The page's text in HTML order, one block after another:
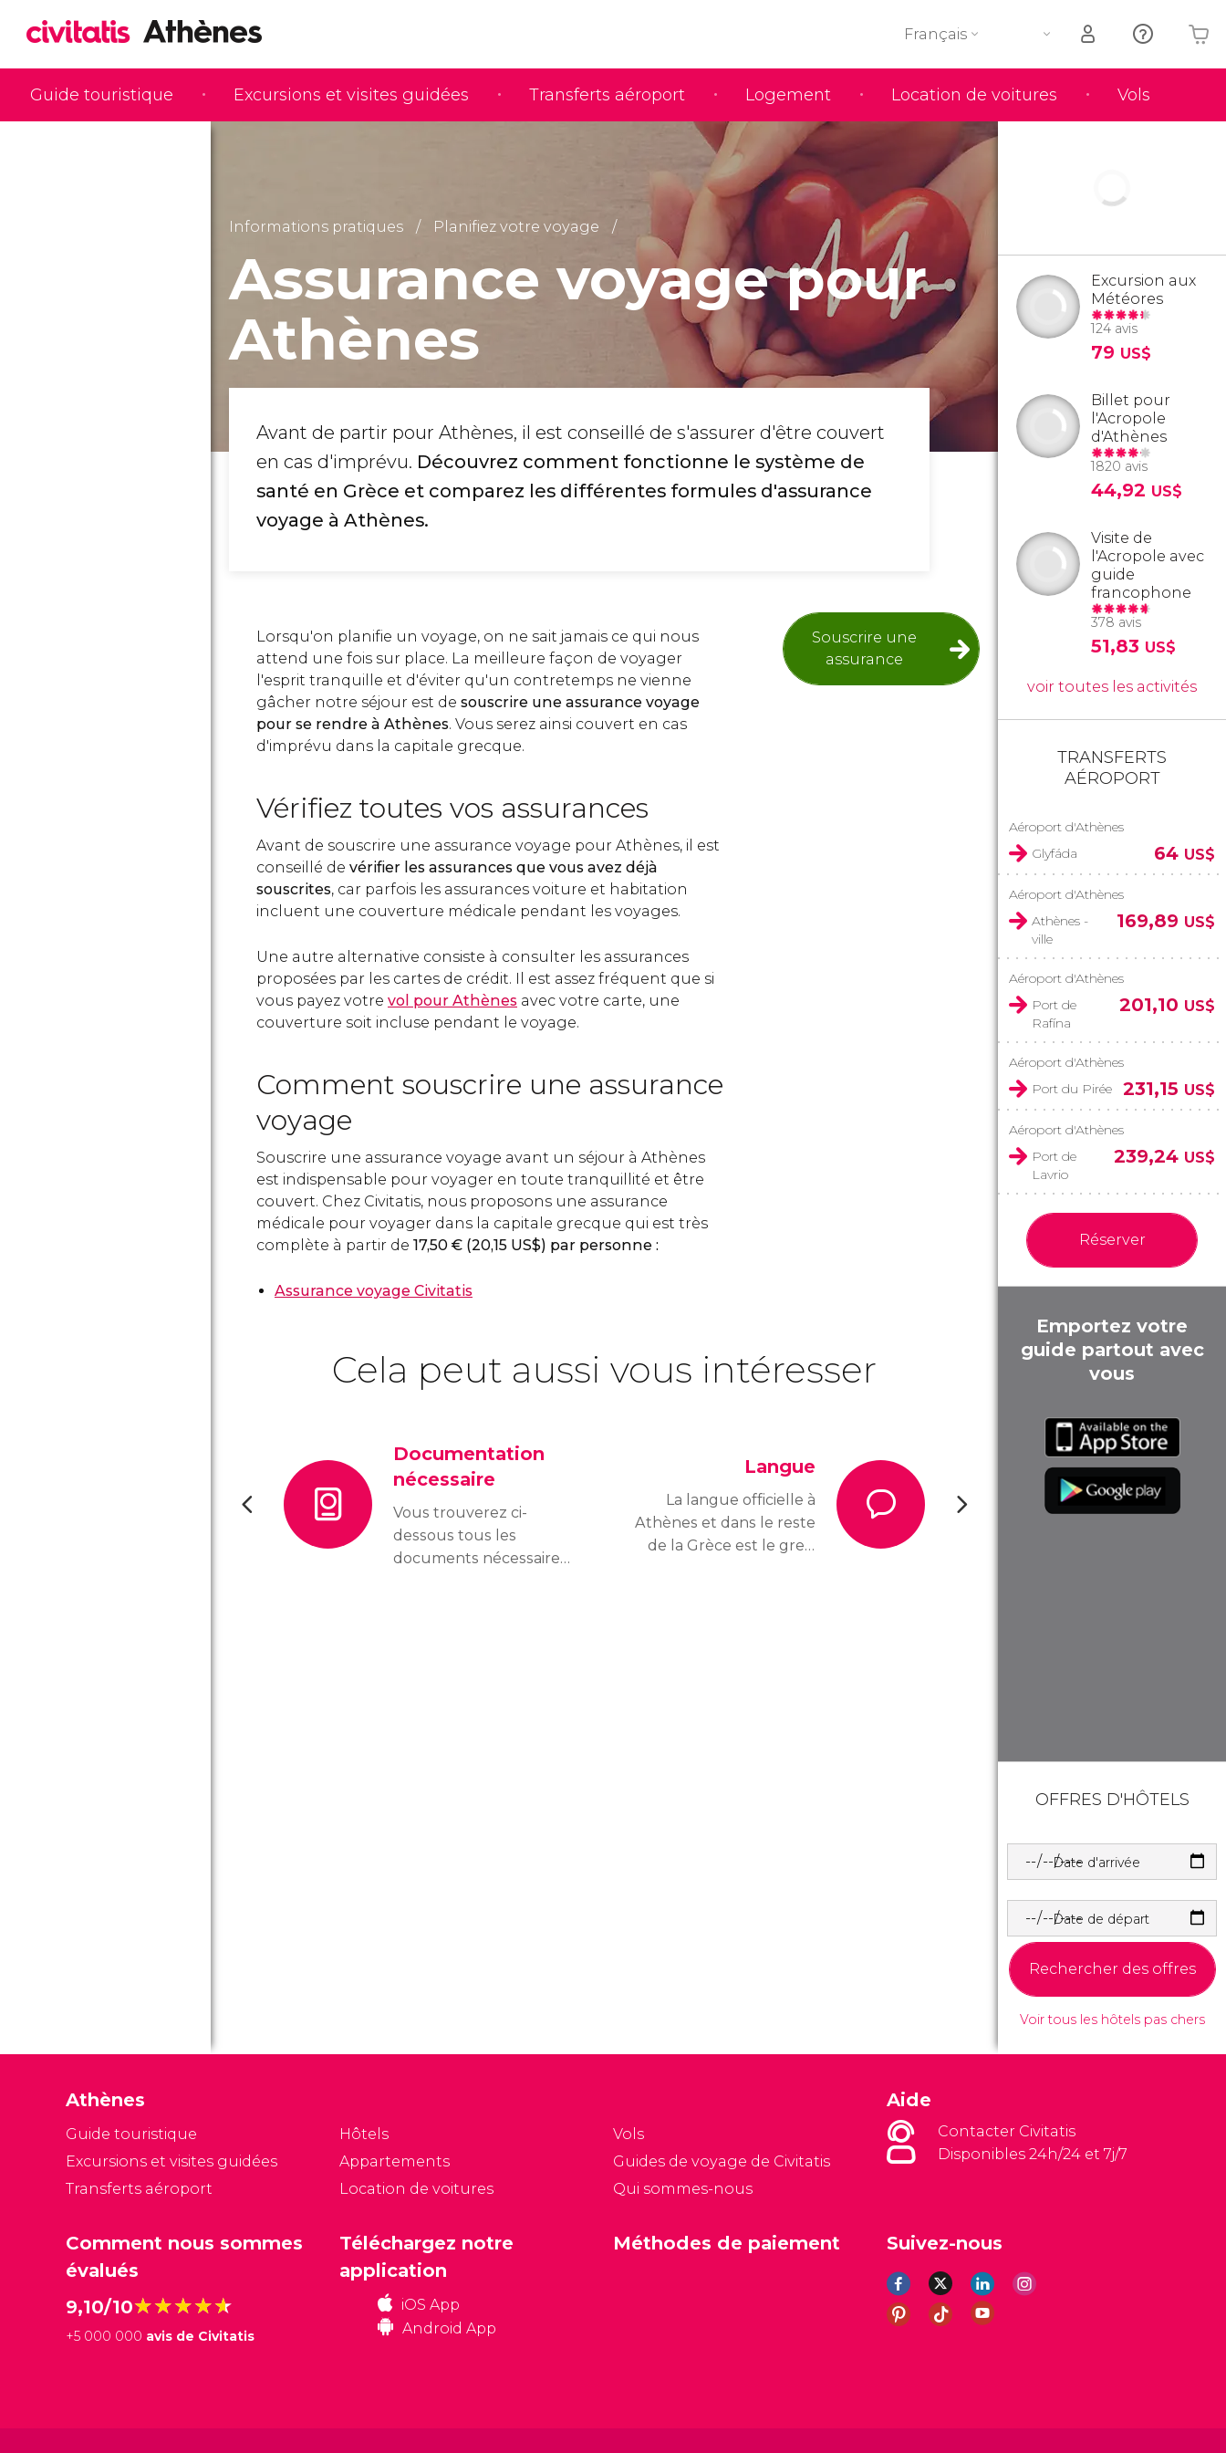
Guide touristique Excursions et visites guidées Transferts aéroport Logement Location de voitures Vols
Français
Votre panier est vide
Informations pratiques Planifiez votre voyage
Assurance voyage pour
Athènes
Avant de partir pour Athènes, il est conseillé de s'assurer d'être couvert
en cas d'imprévu. Découvrez comment fonctionne le système de
santé en Grèce et comparez les différentes formules d'assurance
voyage à Athènes.
Souscrire une
assurance
Lorsqu'on planifie un voyage, on ne sait jamais ce qui nous
attend une fois sur place. La meilleure façon de voyager
l'esprit tranquille et d'éviter qu'un contretemps ne vienne
gâcher notre séjour est de souscrire une assurance voyage
pour se rendre à Athènes. Vous serez ainsi couvert en cas
d'imprévu dans la capitale grecque.
Vérifiez toutes vos assurances
Avant de souscrire une assurance voyage pour Athènes, il est
conseillé de vérifier les assurances que vous avez déjà
souscrites, car parfois les assurances voiture et habitation
incluent une couverture médicale pendant les voyages.
Une autre alternative consiste à consulter les assurances
proposées par les cartes de crédit. Il est assez fréquent que si
vous payez votre vol pour Athènes avec votre carte, une
couverture soit incluse pendant le voyage.
Comment souscrire une assurance
voyage
Souscrire une assurance voyage avant un séjour à Athènes
est indispensable pour voyager en toute tranquillité et être
couvert. Chez Civitatis, nous proposons une assurance
médicale pour voyager dans la capitale grecque qui est très
complète à partir de 17,50 € (20,15 US$) par personne :
Assurance voyage Civitatis
Cela peut aussi vous intéresser
Documentation
nécessaire
Vous trouverez ci-
dessous tous les
documents nécessaires
Langue
La langue officielle à
Athènes et dans le reste
de la Grèce est le grec.
Excursion aux
Météores
124 avis
79 US$
Billet pour
l'Acropole
d'Athènes
1820 avis
44,92 US$
Visite de
l'Acropole avec
guide
francophone
378 avis
51,83 US$
voir toutes les activités
TRANSFERTS
AÉROPORT
Aéroport d'Athènes
Glyfáda
64 US$
Aéroport d'Athènes
Athènes -
ville
169,89 US$
Aéroport d'Athènes
Port de
Rafína
201,10 US$
Aéroport d'Athènes
Port du Pirée
231,15 US$
Aéroport d'Athènes
Port de
Lavrio
239,24 US$
Réserver
Emportez votre
guide partout avec
vous
OFFRES D'HÔTELS
Date d'arrivée
Date de départ
Rechercher des offres
Voir tous les hôtels pas chers
Athènes
Guide touristique
Excursions et visites guidées
Transferts aéroport
Hôtels
Appartements
Location de voitures
Vols
Guides de voyage de Civitatis
Qui sommes-nous
Aide
Contacter Civitatis
Disponibles 24h/24 et 7j/7
Comment nous sommes
évalués
9,10/10★★★★★
★★★★★
+5 000 000 avis de Civitatis
Suivez-nous
Téléchargez notre
application
iOS App
Android App
Méthodes de paiement